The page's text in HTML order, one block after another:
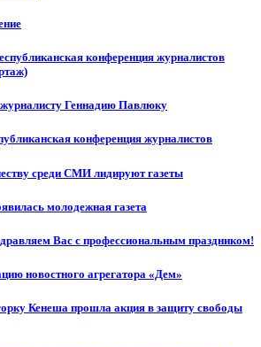
конференция журналистов
Геннадию Павлюку
конференция журналистов
среди СМИ лидируют газеты
молодежная газета
Вас с профессиональным праздником!
новостного агрегатора «Дем»
Кенеша прошла акция в защиту свободы